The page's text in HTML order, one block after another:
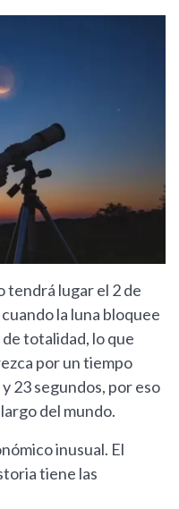
tendrá lugar el 2 de
la luna bloquee
totalidad, lo que
por un tiempo
23 segundos, por eso
del mundo.
inusual. El
tiene las